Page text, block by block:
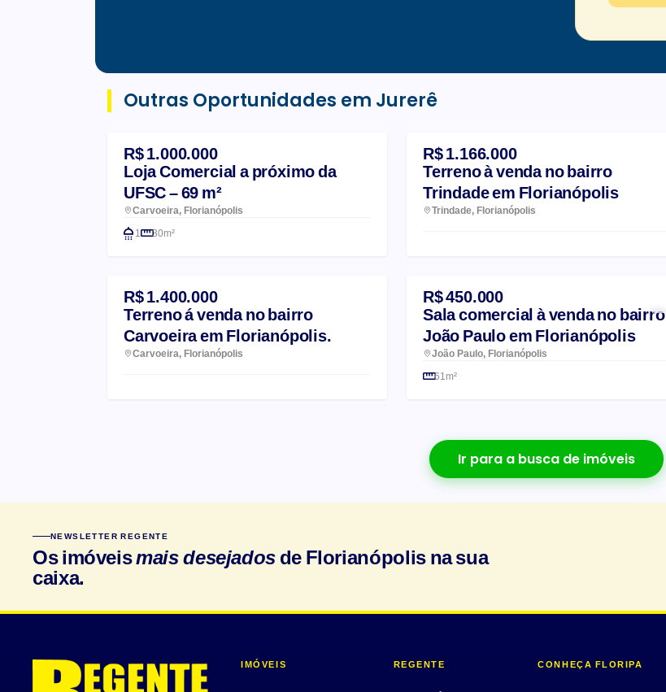
Outras Oportunidades em Jurerê
R$ 1.000.000
Loja Comercial a próximo da
UFSC – 69 m²
Carvoeira, Florianópolis
1
30m²
R$ 1.166.000
Terreno à venda no bairro
Trindade em Florianópolis
Trindade, Florianópolis
R$ 1.400.000
Terreno á venda no bairro
Carvoeira em Florianópolis.
Carvoeira, Florianópolis
R$ 450.000
Sala comercial à venda no bairro
João Paulo em Florianópolis
João Paulo, Florianópolis
61m²
Ir para a busca de imóveis
NEWSLETTER REGENTE
Os imóveismais desejadosde Florianópolis na sua
caixa.
IMÓVEIS REGENTE CONHEÇA FLORIPA